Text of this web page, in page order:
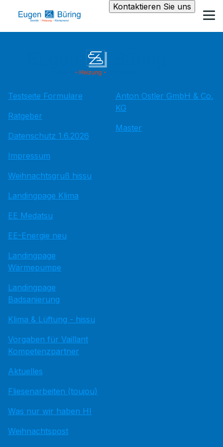
Kontaktieren Sie uns
Testseite Formulare
Ratgeber
Datenschutz 1.6.2026
Impressum
Weihnachtsgruß hissu
Landingpage Klima
EE Medatsu
EE-Energie neu
Landingpage
Wärmepumpe
Landingpage
Badsanierung
Klima & Lüftung - hissu
Vorgaben für Vaillant
Kompetenzpartner
Aktuelles
Fliesenarbeiten (toujou)
Was nur wir haben HI
Weihnachtspost
Anton Ostler GmbH & Co.
KG
Master